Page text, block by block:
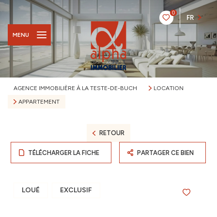
0
FR
MENU
AGENCE IMMOBILIÈRE À LA TESTE-DE-BUCH
LOCATION
APPARTEMENT
RETOUR
TÉLÉCHARGER LA FICHE PARTAGER CE BIEN
LOUÉ EXCLUSIF